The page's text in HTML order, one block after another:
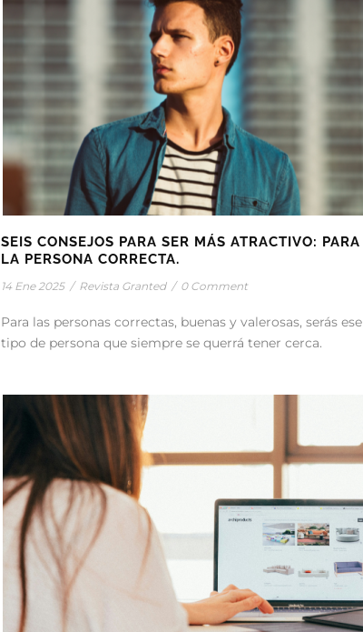
SEIS CONSEJOS PARA SER MÁS ATRACTIVO: PARA
LA PERSONA CORRECTA.
14 Ene 2025 / Revista Granted / 0 Comment
Para las personas correctas, buenas y valerosas, serás ese
tipo de persona que siempre se querrá tener cerca.